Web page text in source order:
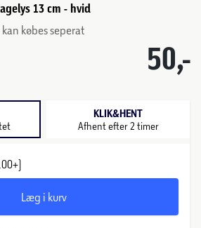
13 cm - hvid
købes seperat
50,-
KLIK&HENT
Afhent efter 2 timer
Læg i kurv